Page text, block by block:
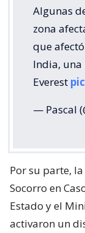
Algunas
zona
que
India,
Everest
— Pascal
Por su parte,
Socorro en
Estado y el
activaron un